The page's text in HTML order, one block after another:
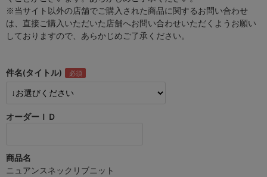
※当サイト以外の店舗でご購入された商品に関するお問い合わせ
は、直接ご購入いただいた店舗へお問い合わせいただくようお願い
しておりますので、あらかじめご了承ください。
件名(タイトル)
オーダーＩＤ
商品名
ニュアンスネックリブニット